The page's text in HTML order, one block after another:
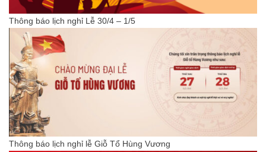
Thông báo lịch nghỉ Lễ 30/4 – 1/5
Thông báo lịch nghỉ lễ Giỗ Tổ Hùng Vương